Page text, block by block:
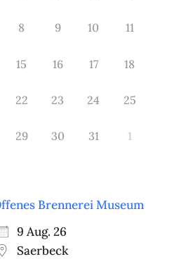
8 9 10 11
15 16 17 18
22 23 24 25
29 30 31 1
Brennerei Museum
9 Aug. 26
Saerbeck